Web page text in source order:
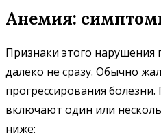
Анемия:
Признаки этого нарушения
далеко не сразу. Обычно
прогрессирования
включают один или
ниже: